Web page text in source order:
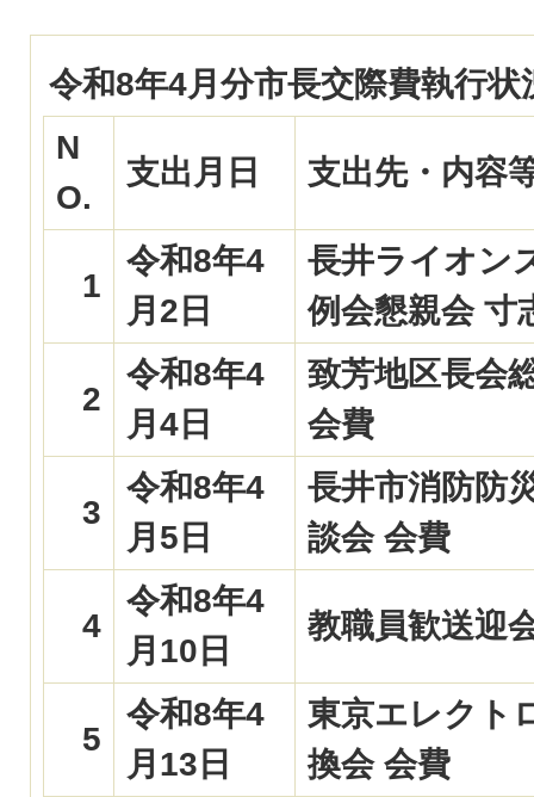
令和8年4月分市長交際費執行状
N
O.
支出月日 支出先・内容
1
令和8年4
月2日
長井ライオン
例会懇親会 寸
2
令和8年4
月4日
致芳地区長会
会費
3
令和8年4
月5日
長井市消防防
談会 会費
4
令和8年4
月10日
教職員歓送迎
5
令和8年4
月13日
東京エレクト
換会 会費